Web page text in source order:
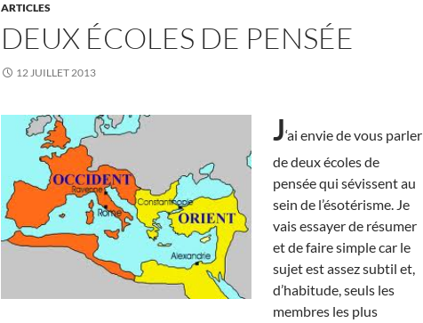
ARTICLES
DEUX ÉCOLES DE PENSÉE
12 JUILLET 2013
J‘ai envie de vous parler
de deux écoles de
pensée qui sévissent au
sein de l’ésotérisme. Je
vais essayer de résumer
et de faire simple car le
sujet est assez subtil et,
d’habitude, seuls les
membres les plus